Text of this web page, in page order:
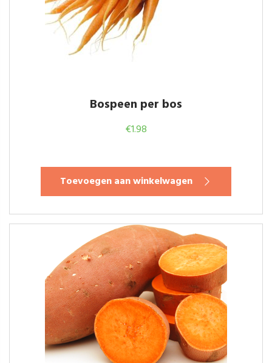
Bospeen per bos
€1.98
Toevoegen aan winkelwagen